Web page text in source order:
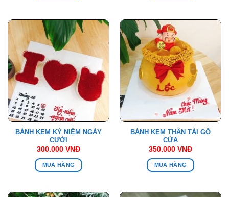
BÁNH KEM KỶ NIỆM NGÀY
CƯỚI
300.000 VNĐ
MUA HÀNG
BÁNH KEM THẦN TÀI GÕ
CỬA
350.000 VNĐ
MUA HÀNG